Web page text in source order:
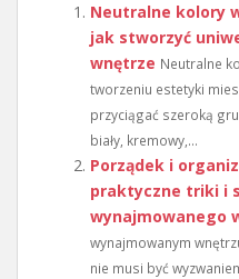
Neutralne kolory
jak stworzyć
wnętrze Neutralne
tworzeniu estetyki
przyciągać szeroką
biały, kremowy,...
Porządek i
praktyczne triki i
wynajmowanego
wynajmowanym
nie musi być